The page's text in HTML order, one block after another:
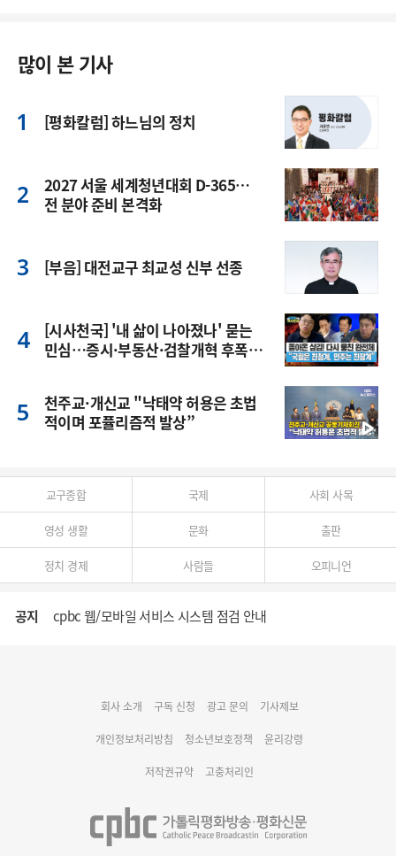
많이 본 기사
[평화칼럼] 하느님의 정치
2027 서울 세계청년대회 D-365…
전 분야 준비 본격화
[부음] 대전교구 최교성 신부 선종
[시사천국] '내 삶이 나아졌나' 묻는
민심…증시·부동산·검찰개혁 후폭
천주교·개신교 "낙태약 허용은 초법
적이며 포퓰리즘적 발상”
교구종합 국제 사회 사목
영성 생활 문화 출판
정치 경제 사람들 오피니언
공지 cpbc 웹/모바일 서비스 시스템 점검 안내
명동 미디어큐브 & 1898 미디어월 공모전 수상작 발표
회사 소개 구독 신청 광고 문의 기사제보
개인정보처리방침 청소년보호정책 윤리강령
저작권규약 고충처리인